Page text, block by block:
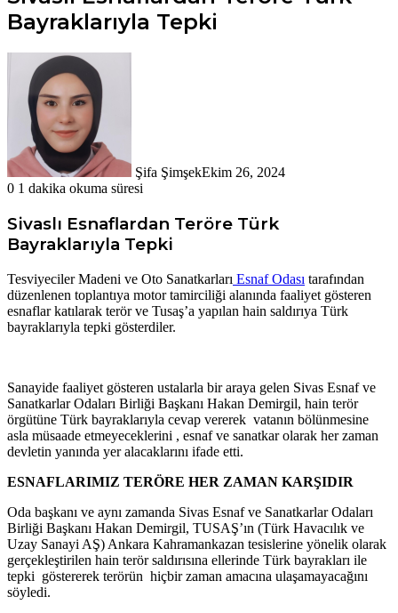
Bayraklarıyla Tepki
Şifa ŞimşekEkim 26, 2024
0 1 dakika okuma süresi
Sivaslı Esnaflardan Teröre Türk
Bayraklarıyla Tepki
Tesviyeciler Madeni ve Oto Sanatkarları Esnaf Odası tarafından
düzenlenen toplantıya motor tamirciliği alanında faaliyet gösteren
esnaflar katılarak terör ve Tusaş’a yapılan hain saldırıya Türk
bayraklarıyla tepki gösterdiler.
Sanayide faaliyet gösteren ustalarla bir araya gelen Sivas Esnaf ve
Sanatkarlar Odaları Birliği Başkanı Hakan Demirgil, hain terör
örgütüne Türk bayraklarıyla cevap vererek vatanın bölünmesine
asla müsaade etmeyeceklerini , esnaf ve sanatkar olarak her zaman
devletin yanında yer alacaklarını ifade etti.
ESNAFLARIMIZ TERÖRE HER ZAMAN KARŞIDIR
Oda başkanı ve aynı zamanda Sivas Esnaf ve Sanatkarlar Odaları
Birliği Başkanı Hakan Demirgil, TUSAŞ’ın (Türk Havacılık ve
Uzay Sanayi AŞ) Ankara Kahramankazan tesislerine yönelik olarak
gerçekleştirilen hain terör saldırısına ellerinde Türk bayrakları ile
tepki göstererek terörün hiçbir zaman amacına ulaşamayacağını
söyledi.